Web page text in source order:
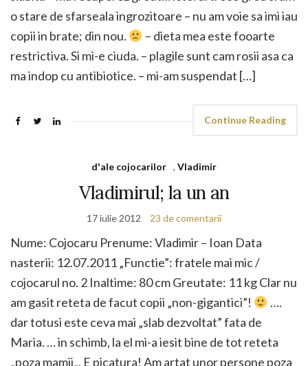
o stare de sfarseala ingrozitoare – nu am voie sa imi iau
copii in brate; din nou.
– dieta mea este fooarte
restrictiva. Si mi-e ciuda. – plagile sunt cam rosii asa ca
ma indop cu antibiotice. – mi-am suspendat […]
Continue Reading
d'ale cojocarilor , Vladimir
Vladimirul; la un an
17 iulie 2012 23 de comentarii
Nume: Cojocaru Prenume: Vladimir – Ioan Data
nasterii: 12.07.2011 „Functie”: fratele mai mic /
cojocarul no. 2 Inaltime: 80 cm Greutate: 11 kg Clar nu
am gasit reteta de facut copii „non-gigantici”!
….
dar totusi este ceva mai „slab dezvoltat” fata de
Maria. … in schimb, la el mi-a iesit bine de tot reteta
„poza mamii„. E picatura! Am artat unor persone poza